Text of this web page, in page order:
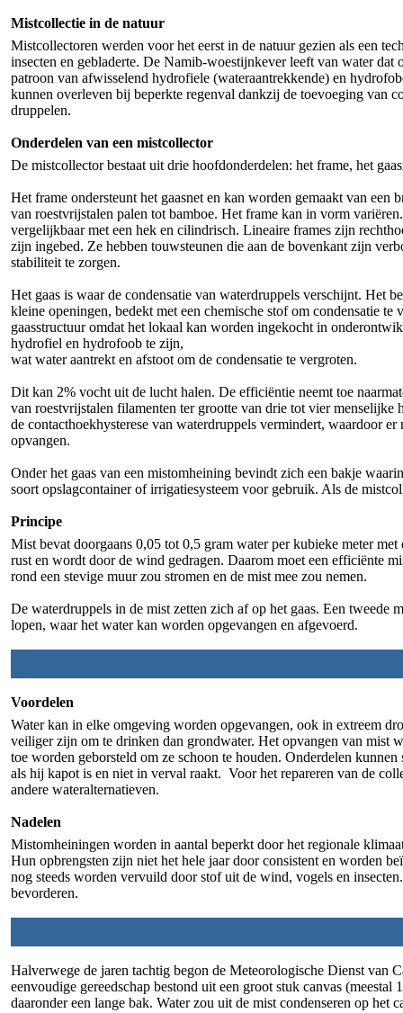
Mistcollectie in de natuur
Mistcollectoren werden voor het eerst in de natuur gezien als een
insecten en gebladerte. De Namib-woestijnkever leeft van water dat
patroon van afwisselend hydrofiele (wateraantrekkende) en
kunnen overleven bij beperkte regenval dankzij de toevoeging van
druppelen.
Onderdelen van een mistcollector
De mistcollector bestaat uit drie hoofdonderdelen: het frame, het
Het frame ondersteunt het gaasnet en kan worden gemaakt van een
van roestvrijstalen palen tot bamboe. Het frame kan in vorm
vergelijkbaar met een hek en cilindrisch. Lineaire frames zijn
zijn ingebed. Ze hebben touwsteunen die aan de bovenkant zijn
stabiliteit te zorgen.
Het gaas is waar de condensatie van waterdruppels verschijnt. Het
kleine openingen, bedekt met een chemische stof om condensatie
gaasstructuur omdat het lokaal kan worden ingekocht in
hydrofiel en hydrofoob te zijn,
wat water aantrekt en afstoot om de condensatie te vergroten.
Dit kan 2% vocht uit de lucht halen. De efficiëntie neemt toe
van roestvrijstalen filamenten ter grootte van drie tot vier menselijke
de contacthoekhysterese van waterdruppels vermindert, waardoor
opvangen.
Onder het gaas van een mistomheining bevindt zich een bakje
soort opslagcontainer of irrigatiesysteem voor gebruik. Als de
Principe
Mist bevat doorgaans 0,05 tot 0,5 gram water per kubieke meter
rust en wordt door de wind gedragen. Daarom moet een efficiënte
rond een stevige muur zou stromen en de mist mee zou nemen.
De waterdruppels in de mist zetten zich af op het gaas. Een tweede
lopen, waar het water kan worden opgevangen en afgevoerd.
Voordelen
Water kan in elke omgeving worden opgevangen, ook in extreem
veiliger zijn om te drinken dan grondwater. Het opvangen van mist
toe worden geborsteld om ze schoon te houden. Onderdelen
als hij kapot is en niet in verval raakt. Voor het repareren van de
andere wateralternatieven.
Nadelen
Mistomheiningen worden in aantal beperkt door het regionale
Hun opbrengsten zijn niet het hele jaar door consistent en worden
nog steeds worden vervuild door stof uit de wind, vogels en
bevorderen.
Halverwege de jaren tachtig begon de Meteorologische Dienst van
eenvoudige gereedschap bestond uit een groot stuk canvas
daaronder een lange bak. Water zou uit de mist condenseren op het